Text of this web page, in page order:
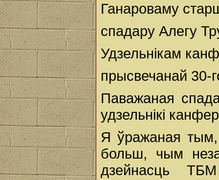
Ганароваму
спадару Алегу
Удзельнікам
прысвечанай
Паважаная
удзельнікі
Я ўражаная
больш, чым
дзейнасць